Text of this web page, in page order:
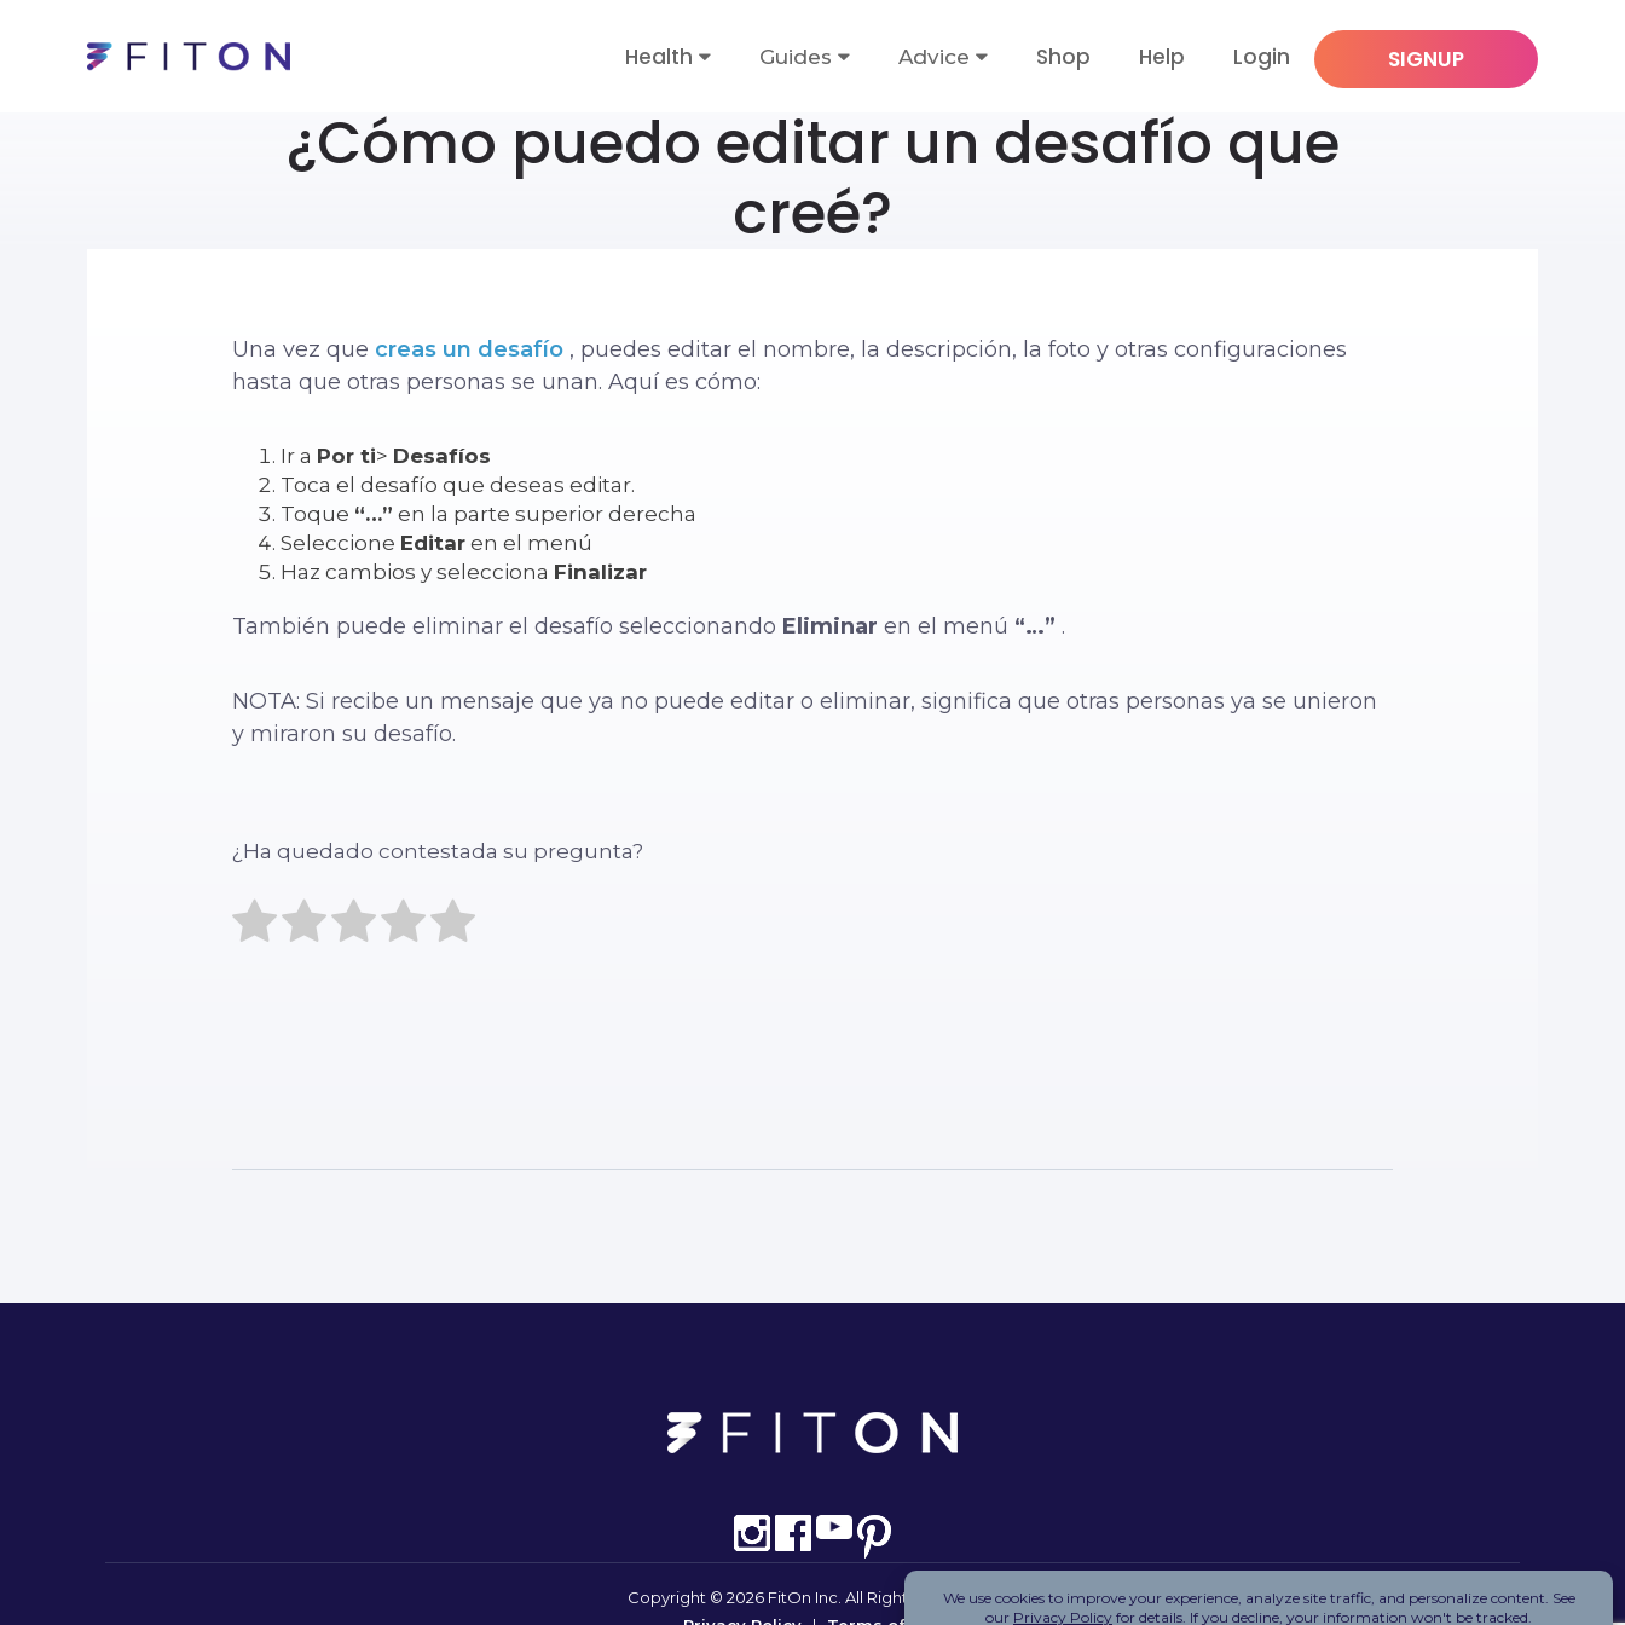
Health Guides Advice Shop Help Login SIGNUP
¿Cómo puedo editar un desafío que
creé?
Una vez que creas un desafío , puedes editar el nombre, la descripción, la foto y otras configuraciones
hasta que otras personas se unan. Aquí es cómo:
Ir a Por ti> Desafíos
Toca el desafío que deseas editar.
Toque “…” en la parte superior derecha
Seleccione Editar en el menú
Haz cambios y selecciona Finalizar
También puede eliminar el desafío seleccionando Eliminar en el menú “…” .
NOTA: Si recibe un mensaje que ya no puede editar o eliminar, significa que otras personas ya se unieron
y miraron su desafío.
¿Ha quedado contestada su pregunta?
Copyright © 2026 FitOn Inc. All Rights Reserved.